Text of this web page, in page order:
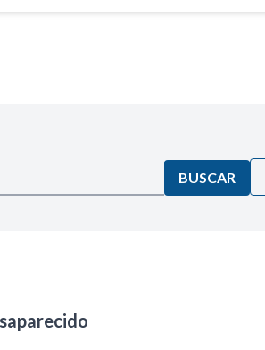
BUSCAR